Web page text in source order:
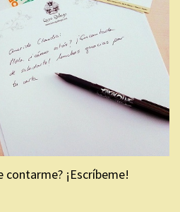
contarme? ¡Escríbeme!